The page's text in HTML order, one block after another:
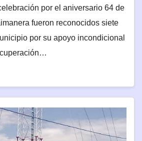
por el aniversario 64 de
fueron reconocidos siete
por su apoyo incondicional